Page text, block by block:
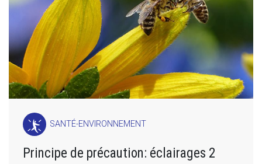
SANTÉ-ENVIRONNEMENT
Principe de précaution: éclairages 2